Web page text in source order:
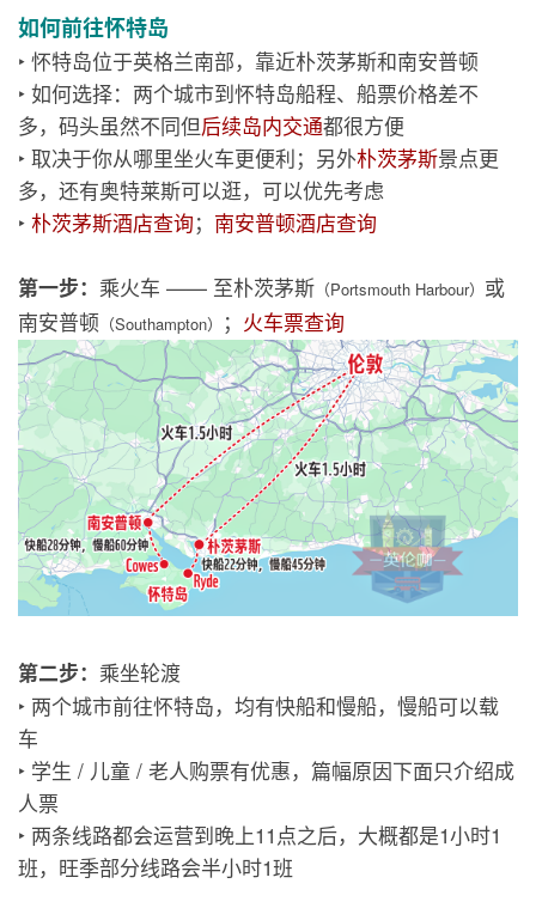
如何前往怀特岛
‣ 怀特岛位于英格兰南部，靠近朴茨茅斯和南安普顿
‣ 如何选择：两个城市到怀特岛船程、船票价格差不
多，码头虽然不同但后续岛内交通都很方便
‣ 取决于你从哪里坐火车更便利；另外朴茨茅斯景点更
多，还有奥特莱斯可以逛，可以优先考虑
‣ 朴茨茅斯酒店查询； 南安普顿酒店查询
第一步： 乘火车 —— 至朴茨茅斯 （Portsmouth Harbour） 或
南安普顿 （Southampton） ； 火车票查询
第二步： 乘坐轮渡
‣ 两个城市前往怀特岛，均有快船和慢船，慢船可以载
车
‣ 学生 / 儿童 / 老人购票有优惠，篇幅原因下面只介绍成
人票
‣ 两条线路都会运营到晚上11点之后，大概都是1小时1
班，旺季部分线路会半小时1班